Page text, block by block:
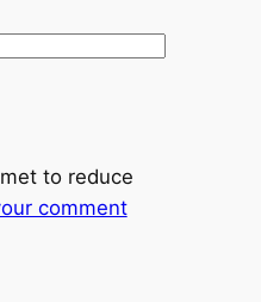
to reduce
comment